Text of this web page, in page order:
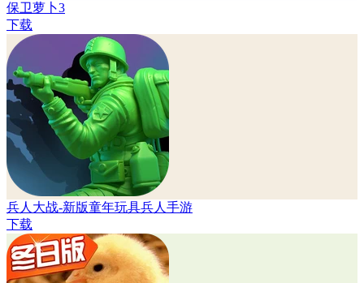
保卫萝卜3
下载
兵人大战-新版童年玩具兵人手游
下载